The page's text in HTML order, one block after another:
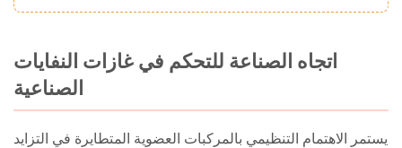
اتجاه الصناعة للتحكم في غازات النفايات
الصناعية
يستمر الاهتمام التنظيمي بالمركبات العضوية المتطايرة في التزايد